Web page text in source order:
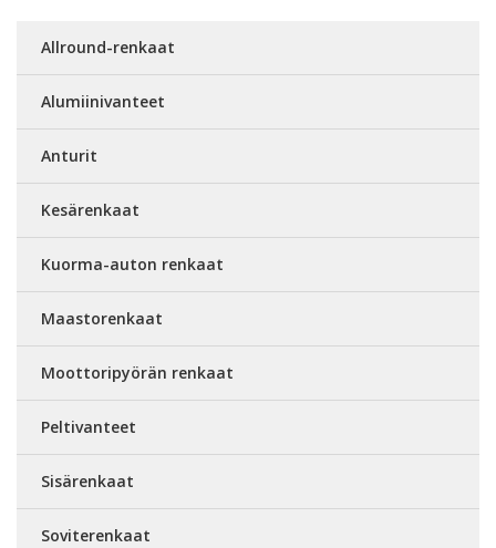
Allround-renkaat
Alumiinivanteet
Anturit
Kesärenkaat
Kuorma-auton renkaat
Maastorenkaat
Moottoripyörän renkaat
Peltivanteet
Sisärenkaat
Soviterenkaat